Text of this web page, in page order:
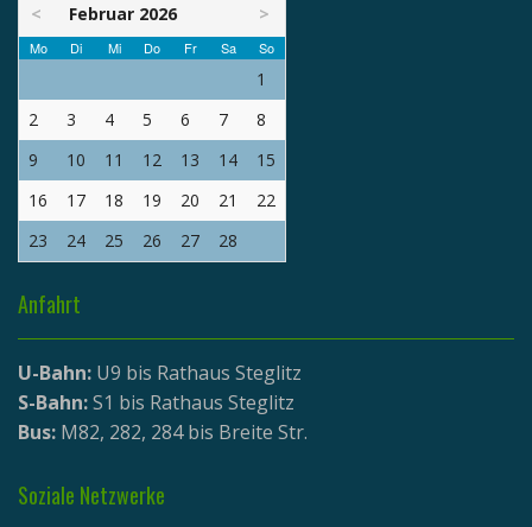
< Februar 2026 >
Mo Di Mi Do Fr Sa So
1
2
3 4 5 6 7
8
9
10 11 12 13 14
15
16
17 18 19 20 21
22
23
24 25 26 27 28
Anfahrt
U-Bahn: U9 bis Rathaus Steglitz
S-Bahn:S1 bis Rathaus Steglitz
Bus: M82, 282, 284 bis Breite Str.
Soziale Netzwerke